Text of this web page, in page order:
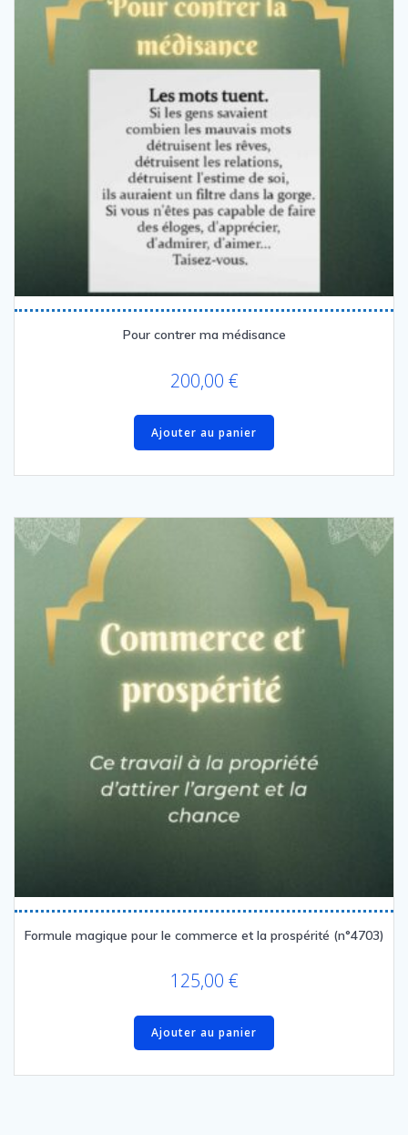
Pour contrer ma médisance
200,00 €
Ajouter au panier
Formule magique pour le commerce et la prospérité (n°4703)
125,00 €
Ajouter au panier